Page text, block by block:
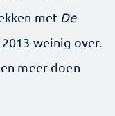
met De
weinig over.
meer doen